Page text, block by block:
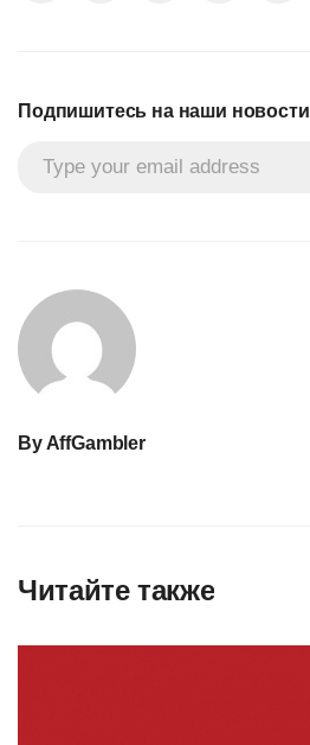
Подпишитесь на наши новости
ByAffGambler
Читайте также